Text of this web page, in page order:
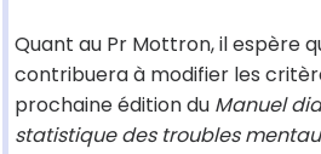
Quant au Pr Mottron, il espère
contribuera à modifier les
prochaine édition du Manuel
statistique des troubles